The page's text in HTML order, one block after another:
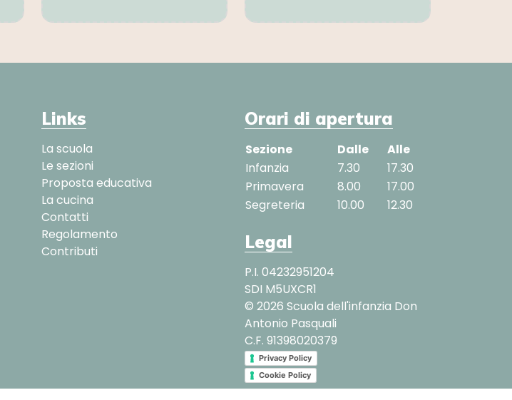
Links
La scuola
Le sezioni
Proposta educativa
La cucina
Contatti
Regolamento
Contributi
Orari di apertura
Sezione Dalle
Alle
Infanzia
7.30
17.30
Primavera
8.00
17.00
Segreteria
10.00 12.30
Legal
P.I. 04232951204
SDI M5UXCR1
© 2026 Scuola dell'infanzia Don
Antonio Pasquali
C.F. 91398020379
Privacy Policy
Cookie Policy